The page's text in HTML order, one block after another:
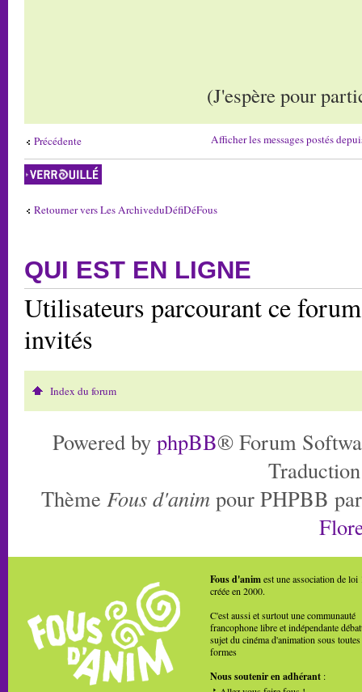
(J'espère pour
Précédente Afficher les messages postés
Sujet verrouillé
Retourner vers Les ArchiveduDéfiDéFous
QUI EST EN LIGNE
Utilisateurs parcourant ce
invités
Index du forum
Powered by phpBB® Forum
Thème Fous d'anim pour PHPBB
Fous d'animest une association de loi
créée en 2000.
C'est aussi et surtout une communauté
francophone libre et indépendante
sujet du cinéma d'animation sous toutes
formes
Nous soutenir en adhérant :